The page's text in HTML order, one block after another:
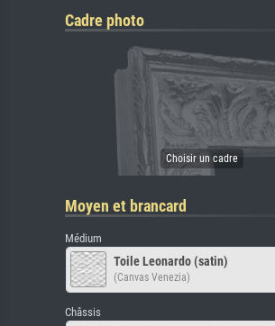
Cadre photo
Moyen et brancard
Médium
Toile Leonardo (satin)
(Canvas Venezia)
Châssis